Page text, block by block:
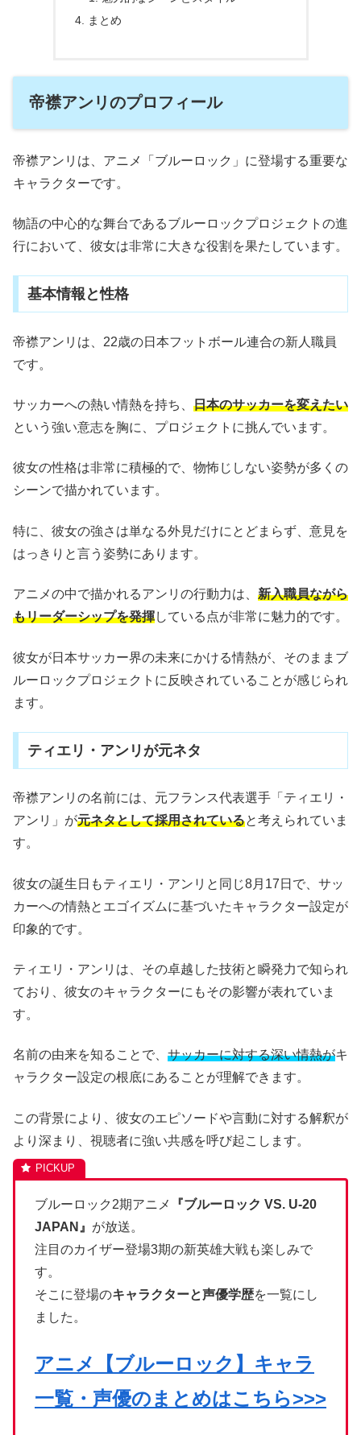
まとめ
帝襟アンリのプロフィール
帝襟アンリは、アニメ「ブルーロック」に登場する重要な
キャラクターです。
物語の中心的な舞台であるブルーロックプロジェクトの進
行において、彼女は非常に大きな役割を果たしています。
基本情報と性格
帝襟アンリは、22歳の日本フットボール連合の新人職員
です。
サッカーへの熱い情熱を持ち、 日本のサッカーを変えたい
という強い意志を胸に、プロジェクトに挑んでいます。
彼女の性格は非常に積極的で、物怖じしない姿勢が多くの
シーンで描かれています。
特に、彼女の強さは単なる外見だけにとどまらず、意見を
はっきりと言う姿勢にあります。
アニメの中で描かれるアンリの行動力は、 新入職員ながら
もリーダーシップを発揮している点が非常に魅力的です。
彼女が日本サッカー界の未来にかける情熱が、そのままブ
ルーロックプロジェクトに反映されていることが感じられ
ます。
ティエリ・アンリが元ネタ
帝襟アンリの名前には、元フランス代表選手「ティエリ・
アンリ」が元ネタとして採用されていると考えられていま
す。
彼女の誕生日もティエリ・アンリと同じ8月17日で、サッ
カーへの情熱とエゴイズムに基づいたキャラクター設定が
印象的です。
ティエリ・アンリは、その卓越した技術と瞬発力で知られ
ており、彼女のキャラクターにもその影響が表れていま
す。
名前の由来を知ることで、 サッカーに対する深い情熱がキ
ャラクター設定の根底にあることが理解できます。
この背景により、彼女のエピソードや言動に対する解釈が
より深まり、視聴者に強い共感を呼び起こします。
ブルーロック2期アニメ
『ブルーロック VS. U-20
JAPAN』 が放送。
注目のカイザー登場3期の新英雄大戦も楽しみで
す。
そこに登場のキャラクターと声優学歴を一覧にし
ました。
アニメ【ブルーロック】キャラ
一覧・声優のまとめはこちら>>>